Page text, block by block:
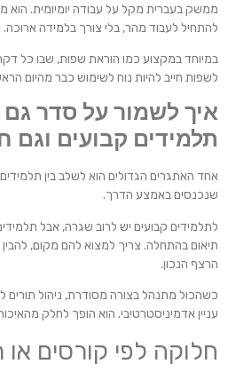
ממשק בעברית מקל על עבודה יומיומית. הוא
להתחיל לעבוד מהר, בלי צורך בלמידה ארוכה.
במיוחד במקצוע כמו הוראת שפות, שבו כל דקה
לשפות חייב להיות נוח לשימוש כבר מהיום
איך לשמור על סדר
תלמידים קבועים וגם
אחד האתגרים הגדולים הוא לשלב בין
שנכנסים באמצע הדרך.
לתלמידים קבועים יש לרוב שגרה, אבל
תיאום בהתחלה. צריך למצוא להם מקום,
הרצף הנכון.
כשהכול מתנהל בצורה מסודרת, ניהול
עניין אדמיניסטרטיבי. הוא הופך לחלק
חלוקה לפי קורסים או